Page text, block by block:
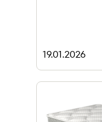
19.01.2026